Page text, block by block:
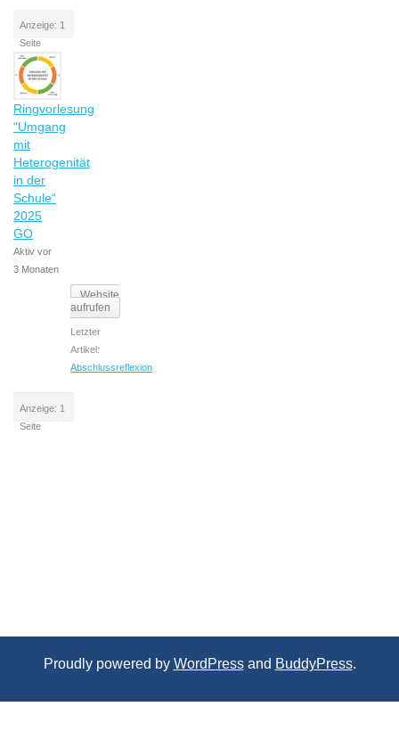
Anzeige: 1
Seite
Ringvorlesung
“Umgang
mit
Heterogenität
in der
Schule“
2025
GO
Aktiv vor
3 Monaten
Website
aufrufen
Letzter
Artikel:
Abschlussreflexion
Anzeige: 1
Seite
Proudly powered by WordPressand BuddyPress.